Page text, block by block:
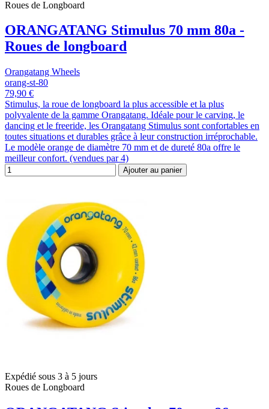
Roues de Longboard
ORANGATANG Stimulus 70 mm 80a -
Roues de longboard
Orangatang Wheels
orang-st-80
79,90 €
Stimulus, la roue de longboard la plus accessible et la plus
polyvalente de la gamme Orangatang. Idéale pour le carving, le
dancing et le freeride, les Orangatang Stimulus sont confortables en
toutes situations et durables grâce à leur construction irréprochable.
Le modèle orange de diamètre 70 mm et de dureté 80a offre le
meilleur confort. (vendues par 4)
Ajouter au panier
Expédié sous 3 à 5 jours
Roues de Longboard